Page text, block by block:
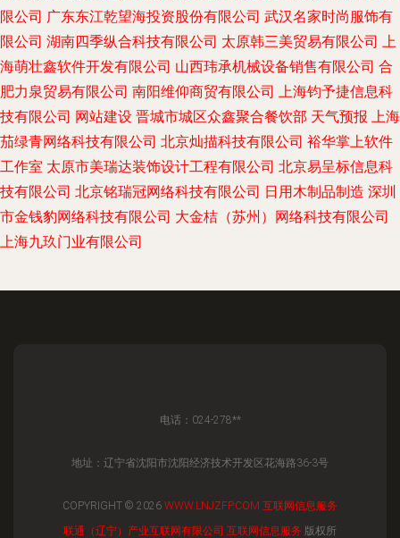
限公司 广东东江乾望海投资股份有限公司 武汉名家时尚服饰有
限公司 湖南四季纵合科技有限公司 太原韩三美贸易有限公司 上
海萌壮鑫软件开发有限公司 山西玮承机械设备销售有限公司 合
肥力泉贸易有限公司 南阳维仰商贸有限公司 上海钧予捷信息科
技有限公司 网站建设 晋城市城区众鑫聚合餐饮部 天气预报 上海
茄绿青网络科技有限公司 北京灿描科技有限公司 裕华掌上软件
工作室 太原市美瑞达装饰设计工程有限公司 北京易呈标信息科
技有限公司 北京铭瑞冠网络科技有限公司 日用木制品制造 深圳
市金钱豹网络科技有限公司 大金桔（苏州）网络科技有限公司
上海九玖门业有限公司
电话：024-278**
地址：辽宁省沈阳市沈阳经济技术开发区花海路36-3号
COPYRIGHT © 2026 WWW.LNJZFP.COM 互联网信息服务
联通（辽宁）产业互联网有限公司 互联网信息服务 版权所